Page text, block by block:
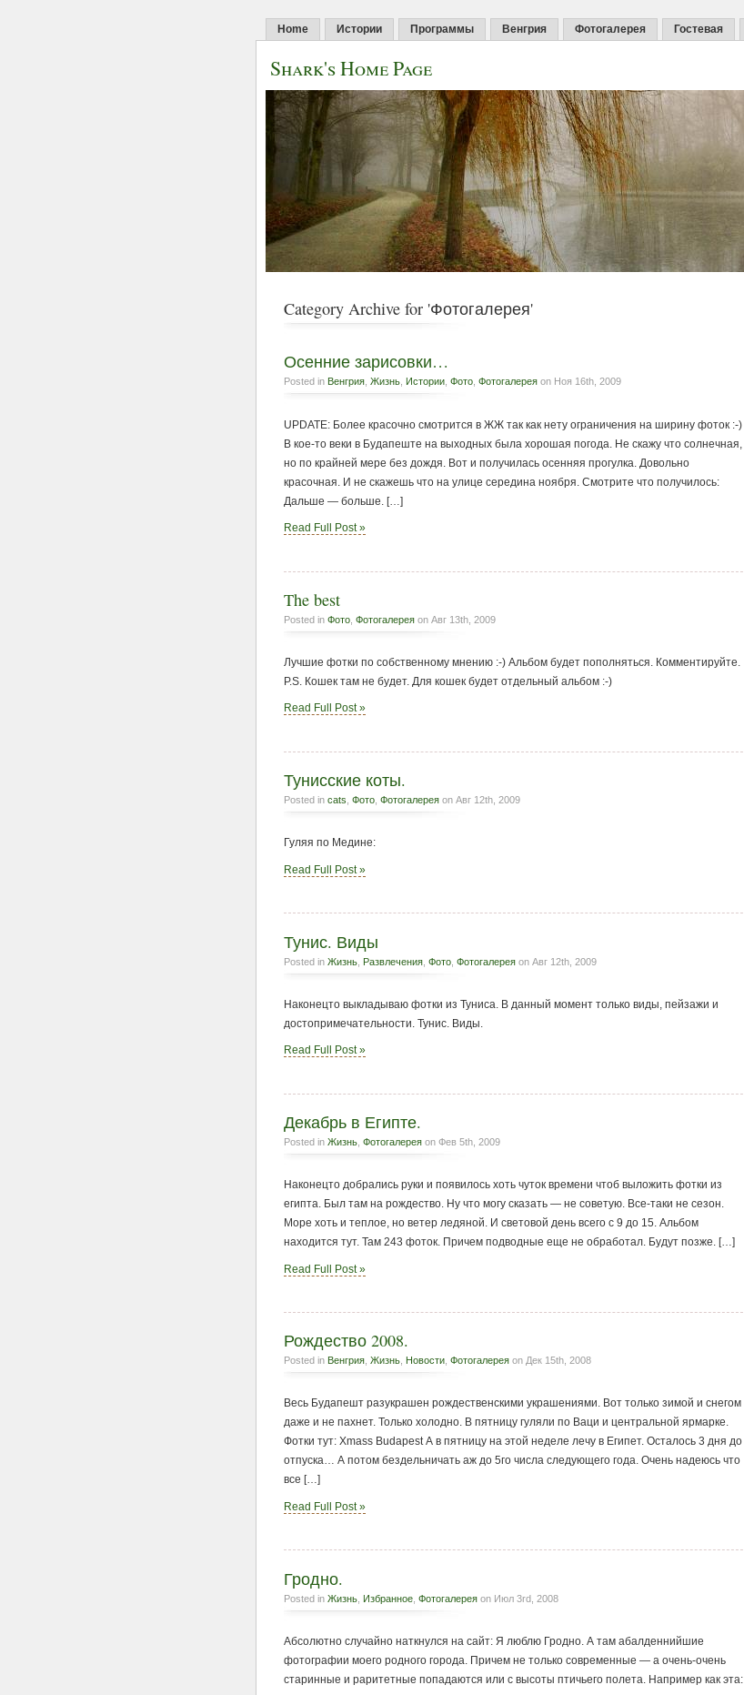
Home Истории Программы Венгрия Фотогалерея Гостевая
Shark's Home Page
Category Archive for 'Фотогалерея'
Осенние зарисовки…
Posted in Венгрия, Жизнь, Истории, Фото, Фотогалерея on Ноя 16th, 2009
UPDATE: Более красочно смотрится в ЖЖ так как нету ограничения на ширину фоток :-)
В кое-то веки в Будапеште на выходных была хорошая погода. Не скажу что солнечная,
но по крайней мере без дождя. Вот и получилась осенняя прогулка. Довольно
красочная. И не скажешь что на улице середина ноября. Смотрите что получилось:
Дальше — больше. […]
Read Full Post »
The best
Posted in Фото Фотогалерея on Авг 13th, 2009
Лучшие фотки по собственному мнению :-) Альбом будет пополняться. Комментируйте.
P.S. Кошек там не будет. Для кошек будет отдельный альбом :-)
Read Full Post »
Тунисские коты.
Posted in cats Фото Фотогалерея on Авг 12th, 2009
Гуляя по Медине:
Read Full Post »
Тунис. Виды
Posted in Жизнь Развлечения Фото Фотогалерея on Авг 12th, 2009
Наконецто выкладываю фотки из Туниса. В данный момент только виды, пейзажи и
достопримечательности. Тунис. Виды.
Read Full Post »
Декабрь в Египте.
Posted in Жизнь Фотогалерея on Фев 5th, 2009
Наконецто добрались руки и появилось хоть чуток времени чтоб выложить фотки из
египта. Был там на рождество. Ну что могу сказать — не советую. Все-таки не сезон.
Море хоть и теплое, но ветер ледяной. И световой день всего с 9 до 15. Альбом
находится тут. Там 243 фоток. Причем подводные еще не обработал. Будут позже. […]
Read Full Post »
Рождество 2008.
Posted in Венгрия Жизнь Новости Фотогалерея on Дек 15th, 2008
Весь Будапешт разукрашен рождественскими украшениями. Вот только зимой и снегом
даже и не пахнет. Только холодно. В пятницу гуляли по Ваци и центральной ярмарке.
Фотки тут: Xmass Budapest А в пятницу на этой неделе лечу в Египет. Осталось 3 дня до
отпуска… А потом бездельничать аж до 5го числа следующего года. Очень надеюсь что
все […]
Read Full Post »
Гродно.
Posted in Жизнь Избранное Фотогалерея on Июл 3rd, 2008
Абсолютно случайно наткнулся на сайт: Я люблю Гродно. А там абалденнийшие
фотографии моего родного города. Причем не только современные — а очень-очень
старинные и раритетные попадаются или с высоты птичьего полета. Например как эта: